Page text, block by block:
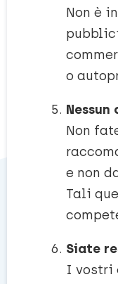
Non è
o
Non
e non
Tali
Siate
I vostri